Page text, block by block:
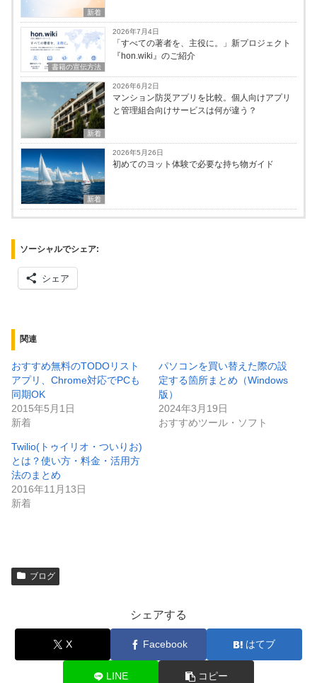
新着
書籍の宣伝方法
2026年7月4日
「すべての著者を、主役に。」新プロジェクト
『hon.wiki』のご紹介
新着
2026年6月2日
マンション防災アプリを比較。個人向けアプリ
と管理組合向けサービスは何が違う？
新着
2026年5月26日
初めてのヨット体験で必要な持ち物ガイド
ソーシャルでシェア:
シェア
関連
おすすめ無料のTODOリスト
アプリ、Chrome対応でPCも
同期OK
2015年5月1日
新着
パソコンを買い替えた際の設
定する箇所まとめ（Windows
版）
2024年3月19日
おすすめツール・ソフト
Twilio(トゥイリオ・ついりお)
とは？使い方・料金・活用方
法のまとめ
2016年11月13日
新着
ブログ
シェアする
X Facebook はてブ
LINE コピー